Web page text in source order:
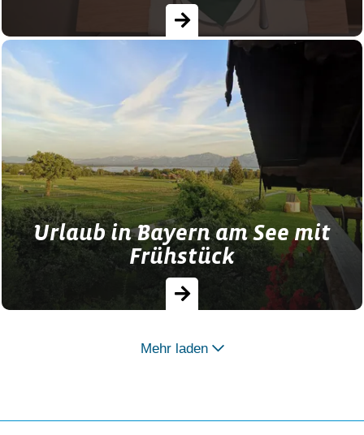
Einmalig (und) lecker: das selbstgemachte
Frühstück auf den Ferienhöfen.
Urlaub in Bayern am See mit
Frühstück
das Bundesland Bayern. Wenn das kein
Mehr laden